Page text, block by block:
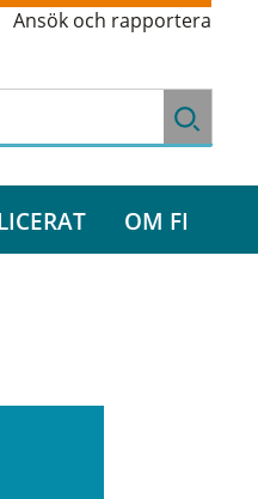
Ansök och rapportera
OM FI